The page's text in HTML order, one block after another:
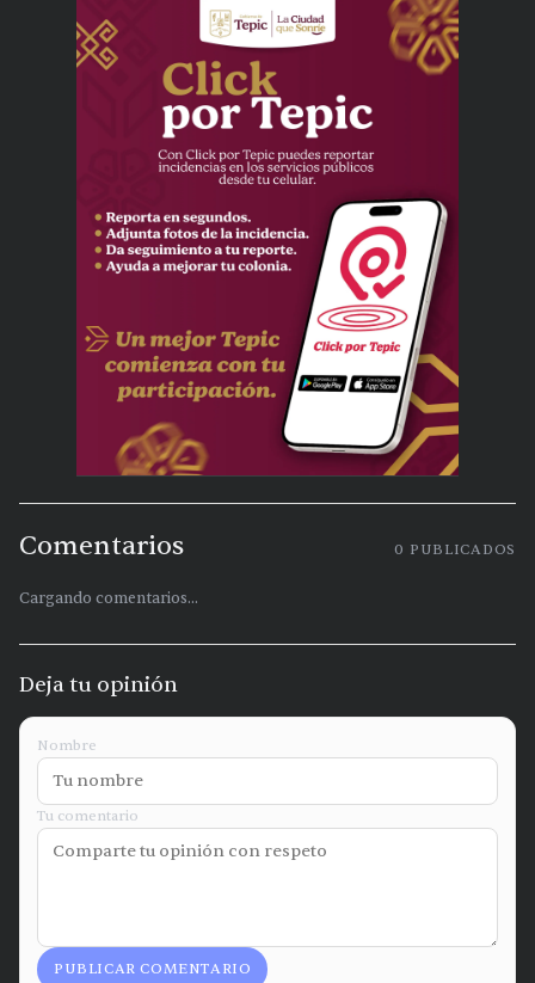
Comentarios 0 PUBLICADOS
Cargando comentarios...
Deja tu opinión
Nombre
Tu comentario
PUBLICAR COMENTARIO